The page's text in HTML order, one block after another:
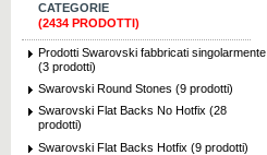
CATEGORIE
(2434 PRODOTTI)
Prodotti Swarovski fabbricati singolarmente
(3 prodotti)
Swarovski Round Stones (9 prodotti)
Swarovski Flat Backs No Hotfix (28
prodotti)
Swarovski Flat Backs Hotfix (9 prodotti)